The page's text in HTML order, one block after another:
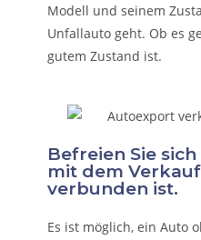
Modell und seinem
Unfallauto geht. Ob es
gutem Zustand ist.
Befreien Sie
mit dem
verbunden ist.
Es ist möglich, ein Auto